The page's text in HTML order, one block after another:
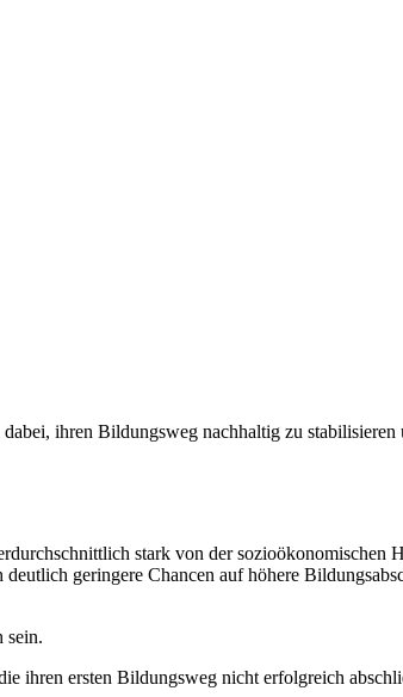
ihren Bildungsweg nachhaltig zu
stark von der
geringere Chancen auf höhere
sein.
ersten Bildungsweg nicht erfolgreich